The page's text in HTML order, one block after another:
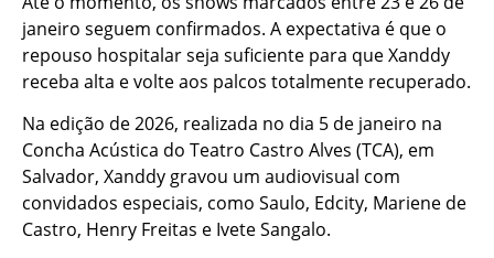
janeiro seguem confirmados. A expectativa é que o
repouso hospitalar seja suficiente para que Xanddy
receba alta e volte aos palcos totalmente recuperado.
Na edição de 2026, realizada no dia 5 de janeiro na
Concha Acústica do Teatro Castro Alves (TCA), em
Salvador, Xanddy gravou um audiovisual com
convidados especiais, como Saulo, Edcity, Mariene de
Castro, Henry Freitas e Ivete Sangalo.